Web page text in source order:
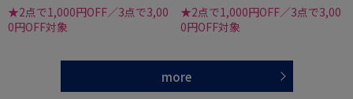
★2点で1,000円OFF／3点で3,00
0円OFF対象
★2点で1,000円OFF／3点で3,00
0円OFF対象
more